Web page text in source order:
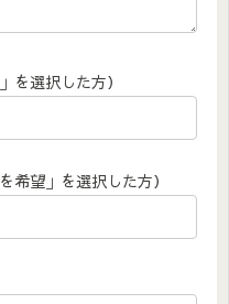
を選択した方）
希望」を選択した方）